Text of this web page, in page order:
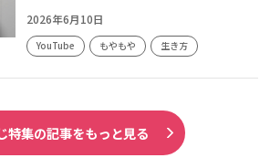
2026年6月10日
YouTube もやもや 生き方
特集の記事をもっと見る